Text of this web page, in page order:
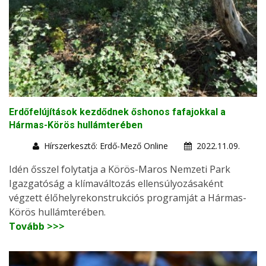
Erdőfelújítások kezdődnek őshonos fafajokkal a
Hármas-Körös hullámterében
Hírszerkesztő: Erdő-Mező Online
2022.11.09.
Idén ősszel folytatja a Körös-Maros Nemzeti Park
Igazgatóság a klímaváltozás ellensúlyozásaként
végzett élőhelyrekonstrukciós programját a Hármas-
Körös hullámterében.
Tovább >>>